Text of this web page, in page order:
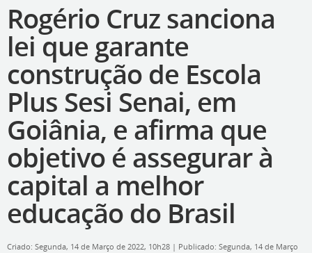
Rogério Cruz sanciona
lei que garante
construção de Escola
Plus Sesi Senai, em
Goiânia, e afirma que
objetivo é assegurar à
capital a melhor
educação do Brasil
Criado: Segunda, 14 de Março de 2022, 10h28 | Publicado: Segunda, 14 de Março